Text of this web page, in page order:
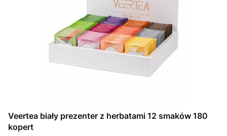
Veertea biały prezenter z herbatami 12 smaków 180
kopert